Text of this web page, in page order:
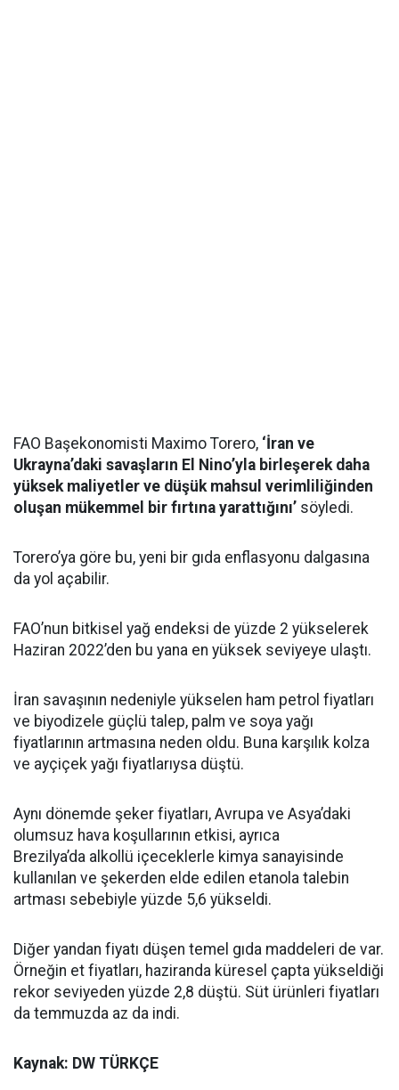
FAO Başekonomisti Maximo Torero, ‘İran ve
Ukrayna’daki savaşların El Nino’yla birleşerek daha
yüksek maliyetler ve düşük mahsul verimliliğinden
oluşan mükemmel bir fırtına yarattığını’ söyledi.
Torero’ya göre bu, yeni bir gıda enflasyonu dalgasına
da yol açabilir.
FAO’nun bitkisel yağ endeksi de yüzde 2 yükselerek
Haziran 2022’den bu yana en yüksek seviyeye ulaştı.
İran savaşının nedeniyle yükselen ham petrol fiyatları
ve biyodizele güçlü talep, palm ve soya yağı
fiyatlarının artmasına neden oldu. Buna karşılık kolza
ve ayçiçek yağı fiyatlarıysa düştü.
Aynı dönemde şeker fiyatları, Avrupa ve Asya’daki
olumsuz hava koşullarının etkisi, ayrıca
Brezilya’da alkollü içeceklerle kimya sanayisinde
kullanılan ve şekerden elde edilen etanola talebin
artması sebebiyle yüzde 5,6 yükseldi.
Diğer yandan fiyatı düşen temel gıda maddeleri de var.
Örneğin et fiyatları, haziranda küresel çapta yükseldiği
rekor seviyeden yüzde 2,8 düştü. Süt ürünleri fiyatları
da temmuzda az da indi.
Kaynak: DW TÜRKÇE